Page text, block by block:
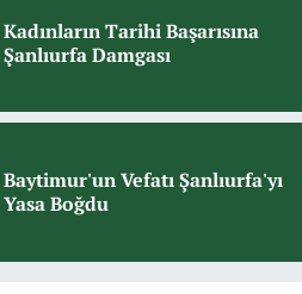
Kadınların Tarihi Başarısına
Şanlıurfa Damgası
Baytimur'un Vefatı Şanlıurfa'yı
Yasa Boğdu